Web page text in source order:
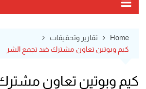
Home
تقارير وتحقيقات
كيم وبوتين تعاون مشترك ضد تجمع الشر
كيم وبوتين تعاون